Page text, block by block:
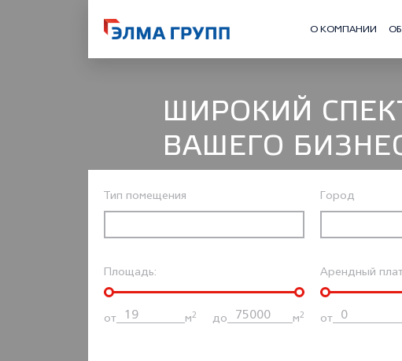
О КОМПАНИИ
ШИРОКИЙ
ВАШЕГО
Тип помещения Город
Площадь:
от м 2 до м 2
Арендный
от